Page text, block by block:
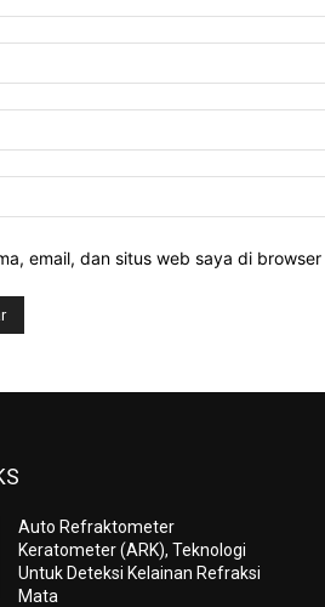
email, dan situs web saya di
Auto Refraktometer
Keratometer (ARK), Teknologi
Untuk Deteksi Kelainan Refraksi
Mata